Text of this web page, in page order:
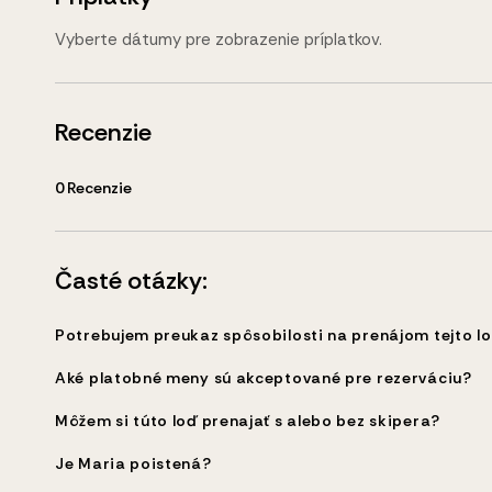
Vyberte dátumy pre zobrazenie príplatkov.
Recenzie
0 Recenzie
Časté otázky:
Potrebujem preukaz spôsobilosti na prenájom tejto
Aké platobné meny sú akceptované pre rezerváciu?
Môžem si túto loď prenajať s alebo bez skipera?
Je Maria poistená?